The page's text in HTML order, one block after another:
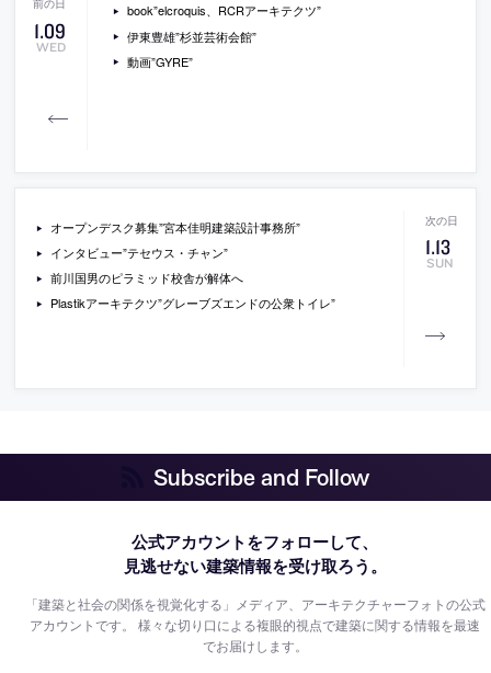
1.09
WED
book”elcroquis、RCRアーキテクツ”
伊東豊雄”杉並芸術会館”
動画”GYRE”
1.13
SUN
オープンデスク募集”宮本佳明建築設計事務所”
インタビュー”テセウス・チャン”
前川国男のピラミッド校舎が解体へ
Plastikアーキテクツ”グレーブズエンドの公衆トイレ”
Subscribe and Follow
公式アカウントをフォローして、
見逃せない建築情報を受け取ろう。
「建築と社会の関係を視覚化する」メディア、アーキテクチャーフォトの公式
アカウントです。様々な切り口による複眼的視点で建築に関する情報を最速
でお届けします。